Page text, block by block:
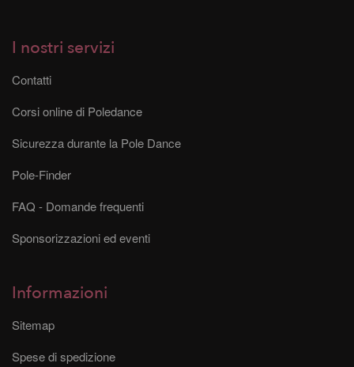
I nostri servizi
Contatti
Corsi online di Poledance
Sicurezza durante la Pole Dance
Pole-Finder
FAQ - Domande frequenti
Sponsorizzazioni ed eventi
Informazioni
Sitemap
Spese di spedizione